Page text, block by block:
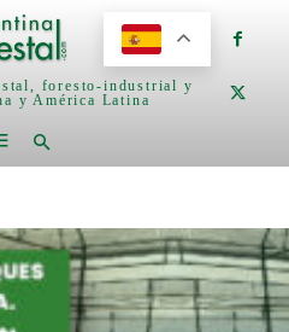
foresto-industrial y
y América Latina